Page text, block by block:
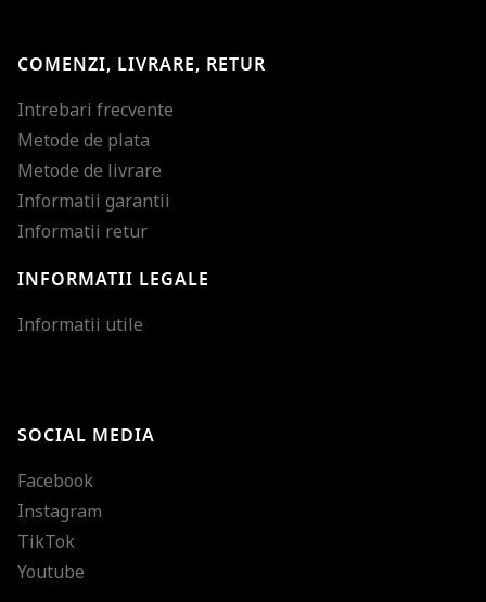
COMENZI, LIVRARE, RETUR
Intrebari frecvente
Metode de plata
Metode de livrare
Informatii garantii
Informatii retur
INFORMATII LEGALE
Informatii utile
SOCIAL MEDIA
Facebook
Instagram
TikTok
Youtube